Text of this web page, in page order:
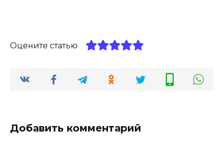
Оцените статью
Добавить комментарий